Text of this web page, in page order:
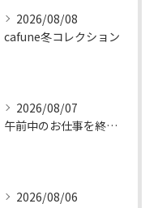
2026/08/08
cafune冬コレクション
2026/08/07
午前中のお仕事を終えて、新大久保へランチに🇰🇷🤍
2026/08/06